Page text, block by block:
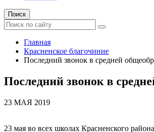
Поиск
Главная
Красненское благочиние
Последний звонок в средней
Последний звонок в
23 МАЯ 2019
23 мая во всех школах Красненского